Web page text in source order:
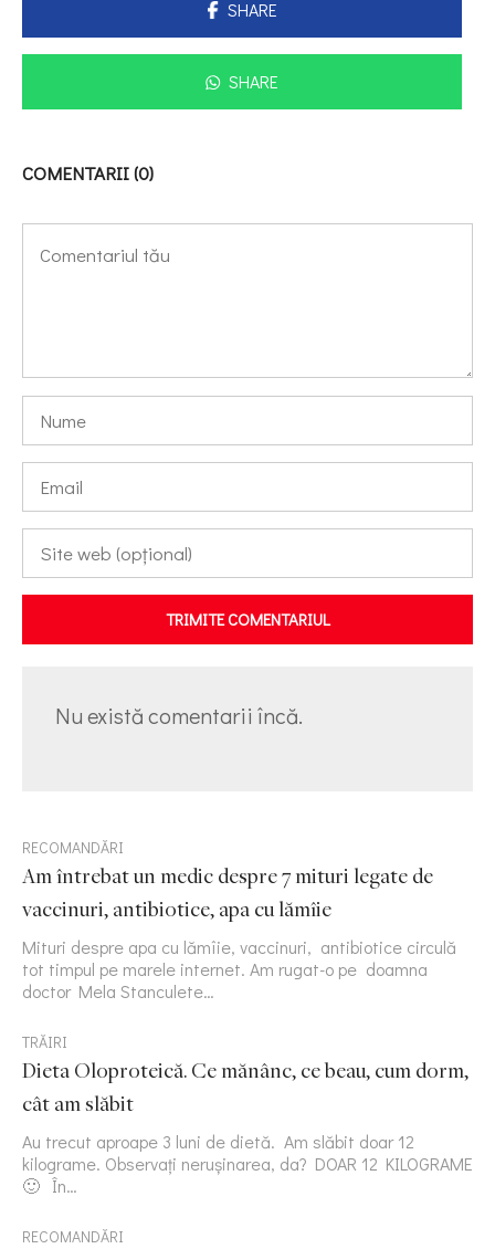
SHARE
SHARE
COMENTARII (0)
TRIMITE COMENTARIUL
Nu există comentarii încă.
RECOMANDĂRI
Am întrebat un medic despre 7 mituri legate de
vaccinuri, antibiotice, apa cu lămîie
Mituri despre apa cu lămîie, vaccinuri, antibiotice circulă
tot timpul pe marele internet. Am rugat-o pe doamna
doctor Mela Stanculete…
TRĂIRI
Dieta Oloproteică. Ce mănânc, ce beau, cum dorm,
cât am slăbit
Au trecut aproape 3 luni de dietă. Am slăbit doar 12
kilograme. Observați nerușinarea, da? DOAR 12 KILOGRAME
🙂 În…
RECOMANDĂRI